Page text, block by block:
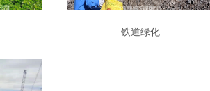
铁道绿化